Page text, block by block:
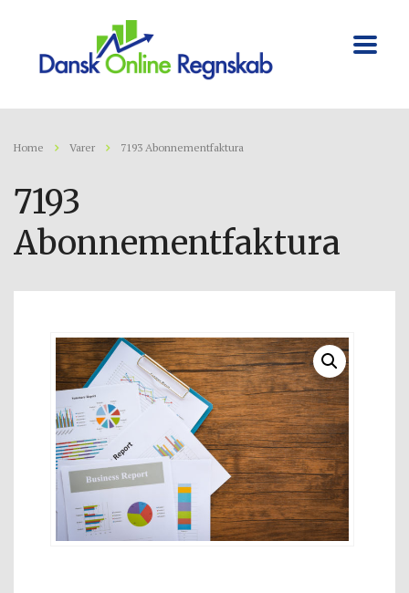
Home Varer 7193 Abonnementfaktura
7193
Abonnementfaktura